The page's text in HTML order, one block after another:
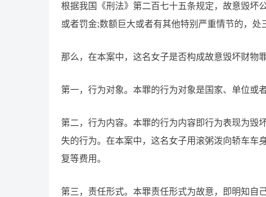
根据我国《刑法》第二百七十五条规定，故意毁坏
或者罚金;数额巨大或者有其他特别严重情节的，处
那么，在本案中，这名女子是否构成故意毁坏财物
第一，行为对象。本罪的行为对象是国家、单位或
第二，行为内容。本罪的行为内容即行为表现为毁
失的行为。在本案中，这名女子用滚粥泼向轿车车
复等费用。
第三，责任形式。本罪责任形式为故意，即明知自